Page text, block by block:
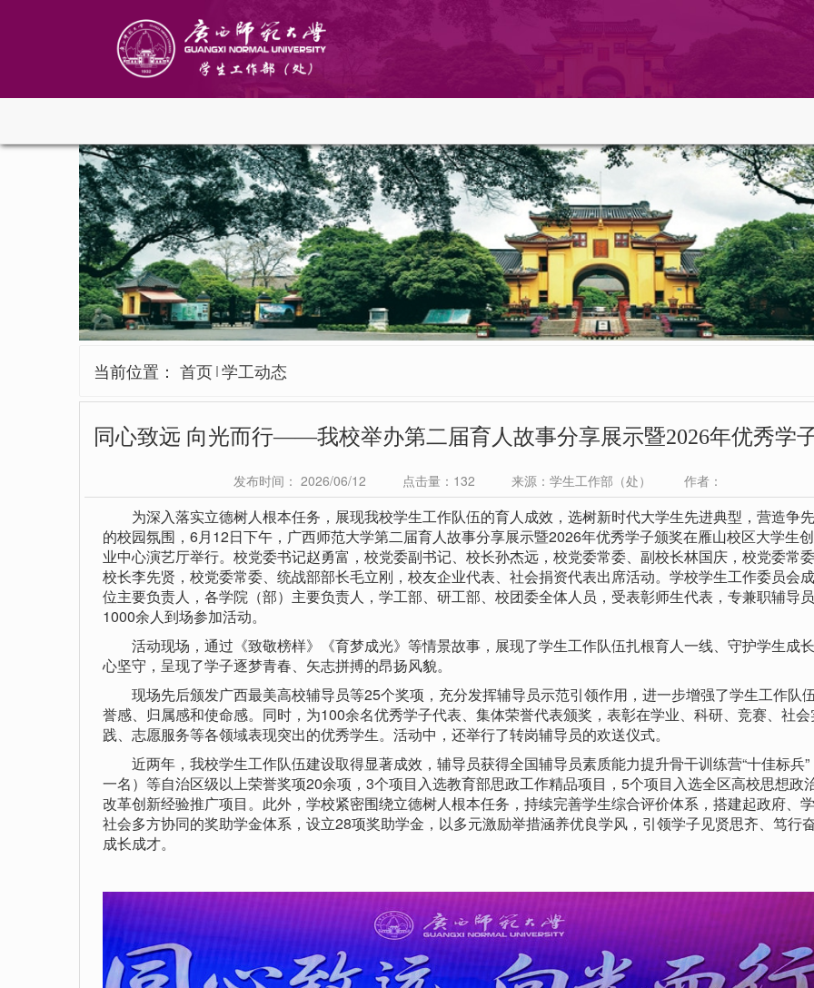
当前位置： 首页 学工动态
同心致远 向光而行——我校举办第二届育人故事分享展示暨2026年优秀学
发布时间： 2026/06/12 点击量： 132 来源：学生工作部（处） 作者：
为深入落实立德树人根本任务，展现我校学生工作队伍的育人成效，选树新时代大学生先进典型，营造争
的校园氛围，6月12日下午，广西师范大学第二届育人故事分享展示暨2026年优秀学子颁奖在雁山校区大学生
业中心演艺厅举行。校党委书记赵勇富，校党委副书记、校长孙杰远，校党委常委、副校长林国庆，校党委常
校长李先贤，校党委常委、统战部部长毛立刚，校友企业代表、社会捐资代表出席活动。学校学生工作委员会
位主要负责人，各学院（部）主要负责人，学工部、研工部、校团委全体人员，受表彰师生代表，专兼职辅导
1000余人到场参加活动。
活动现场，通过《致敬榜样》《育梦成光》等情景故事，展现了学生工作队伍扎根育人一线、守护学生成
心坚守，呈现了学子逐梦青春、矢志拼搏的昂扬风貌。
现场先后颁发广西最美高校辅导员等25个奖项，充分发挥辅导员示范引领作用，进一步增强了学生工作队
誉感、归属感和使命感。同时，为100余名优秀学子代表、集体荣誉代表颁奖，表彰在学业、科研、竞赛、社会
践、志愿服务等各领域表现突出的优秀学生。活动中，还举行了转岗辅导员的欢送仪式。
近两年，我校学生工作队伍建设取得显著成效，辅导员获得全国辅导员素质能力提升骨干训练营“十佳标兵”
一名）等自治区级以上荣誉奖项20余项，3个项目入选教育部思政工作精品项目，5个项目入选全区高校思想政
改革创新经验推广项目。此外，学校紧密围绕立德树人根本任务，持续完善学生综合评价体系，搭建起政府、
社会多方协同的奖助学金体系，设立28项奖助学金，以多元激励举措涵养优良学风，引领学子见贤思齐、笃行
成长成才。